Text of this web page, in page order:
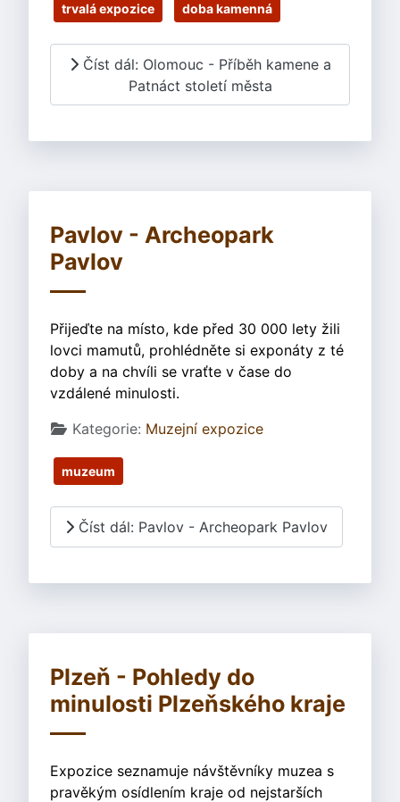
trvalá expozice doba kamenná
Číst dál: Olomouc - Příběh kamene a
Patnáct století města
Pavlov - Archeopark
Pavlov
Přijeďte na místo, kde před 30 000 lety žili
lovci mamutů, prohlédněte si exponáty z té
doby a na chvíli se vraťte v čase do
vzdálené minulosti.
Základní údaje
Kategorie: Muzejní expozice
muzeum
Číst dál: Pavlov - Archeopark Pavlov
Plzeň - Pohledy do
minulosti Plzeňského kraje
Expozice seznamuje návštěvníky muzea s
pravěkým osídlením kraje od nejstarších